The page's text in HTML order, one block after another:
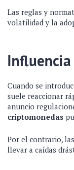
Las reglas y
volatilidad y la
Cuando se
suele reaccionar
anuncio
criptomonedas
Por el contrario,
llevar a caídas